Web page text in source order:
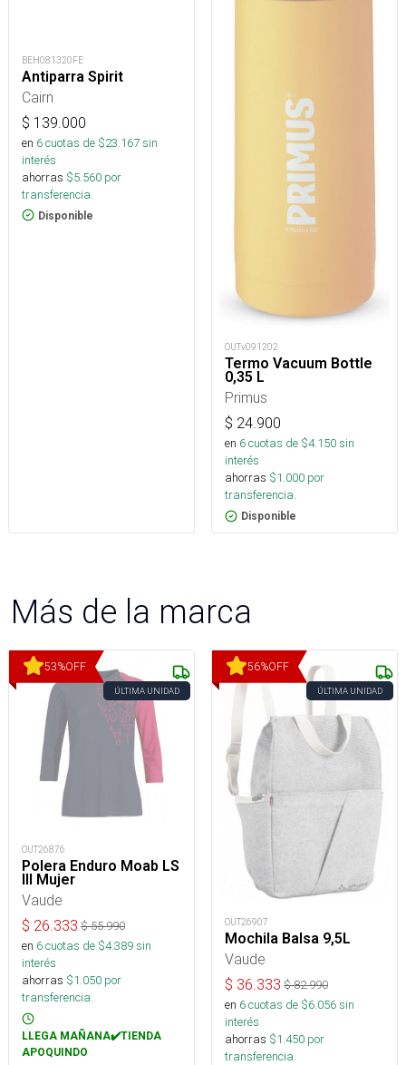
BEH081320FE
Antiparra Spirit
Cairn
$ 139.000
en 6cuotas de $23.167sin
interés
ahorras $5.560 por
transferencia.
Disponible
OUTv091202
Termo Vacuum Bottle
0,35 L
Primus
$ 24.900
en 6cuotas de $4.150sin
interés
ahorras $1.000 por
transferencia.
Disponible
Más de la marca
53%OFF
ÚLTIMA UNIDAD
OUT26876
Polera Enduro Moab LS
III Mujer
Vaude
$ 26.333 $55.990
en 6cuotas de $4.389sin
interés
ahorras $1.050 por
transferencia.
LLEGA MAÑANA✔️TIENDA
APOQUINDO
56%OFF
ÚLTIMA UNIDAD
OUT26907
Mochila Balsa 9,5L
Vaude
$ 36.333 $82.990
en 6cuotas de $6.056sin
interés
ahorras $1.450 por
transferencia.